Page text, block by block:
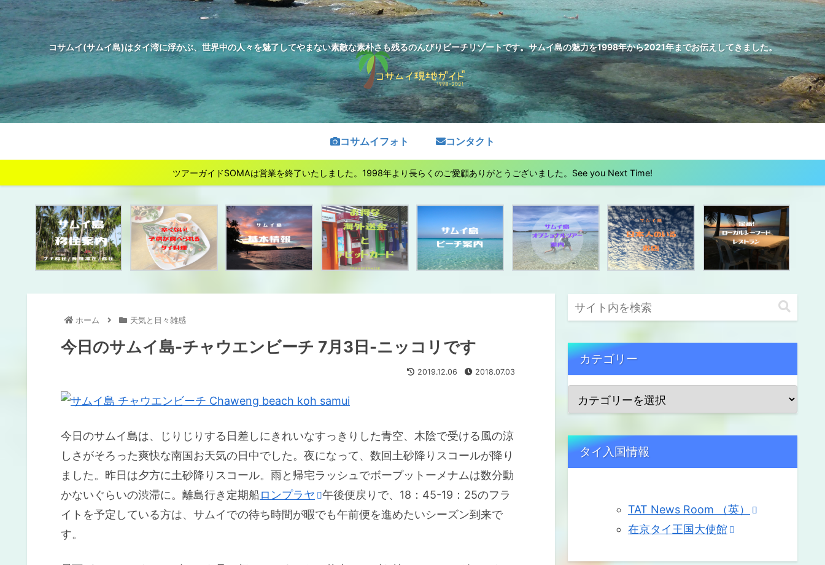
コサムイ(サムイ島)はタイ湾に浮かぶ、世界中の人々を魅了してやまない素敵な素朴さも残るのんびりビーチリゾートです。サムイ島の魅力を1998年から2021年までお伝えしてきました。
コサムイフォト コンタクト
ツアーガイドSOMAは営業を終了いたしました。1998年より長らくのご愛顧ありがとうございました。See you Next Time!
ホーム 天気と日々雑感
今日のサムイ島-チャウエンビーチ 7月3日-ニッコリです
2019.12.06 2018.07.03
今日のサムイ島は、じりじりする日差しにきれいなすっきりした青空、木陰で受ける風の涼
しさがそろった爽快な南国お天気の日中でした。夜になって、数回土砂降りスコールが降り
ました。昨日は夕方に土砂降りスコール。雨と帰宅ラッシュでボープットーメナムは数分動
かないぐらいの渋滞に。離島行き定期船ロンプラヤ
午後便戻りで、18：45-19：25のフラ
イトを予定している方は、サムイでの待ち時間が暇でも午前便を進めたいシーズン到来で
す。
カテゴリー
タイ入国情報
TAT News Room （英）
在京タイ王国大使館